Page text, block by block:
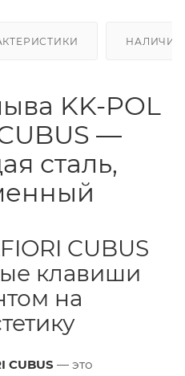
НАЛИЧИЕ
KK-POL
—
сталь,
CUBUS
клавиши
на
CUBUS — это